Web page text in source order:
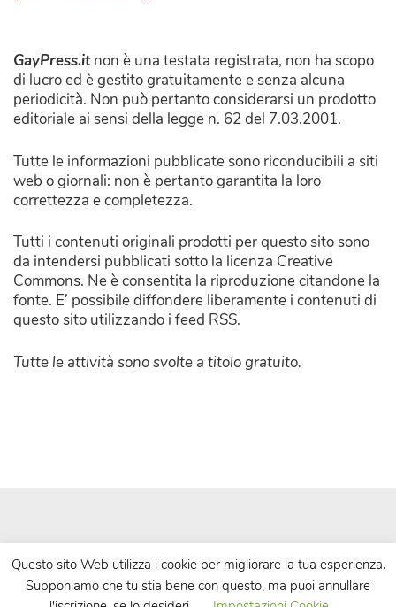
GayPress.itnon è una testata registrata, non ha scopo
di lucro ed è gestito gratuitamente e senza alcuna
periodicità. Non può pertanto considerarsi un prodotto
editoriale ai sensi della legge n. 62 del 7.03.2001.
Tutte le informazioni pubblicate sono riconducibili a siti
web o giornali: non è pertanto garantita la loro
correttezza e completezza.
Tutti i contenuti originali prodotti per questo sito sono
da intendersi pubblicati sotto la licenza Creative
Commons. Ne è consentita la riproduzione citandone la
fonte. E’ possibile diffondere liberamente i contenuti di
questo sito utilizzando i feed RSS.
Tutte le attività sono svolte a titolo gratuito.
Questo sito Web utilizza i cookie per migliorare la tua esperienza.
Supponiamo che tu stia bene con questo, ma puoi annullare